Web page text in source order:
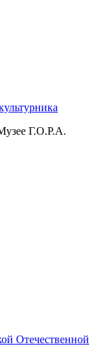
Г.О.Р.А.
Отечественной